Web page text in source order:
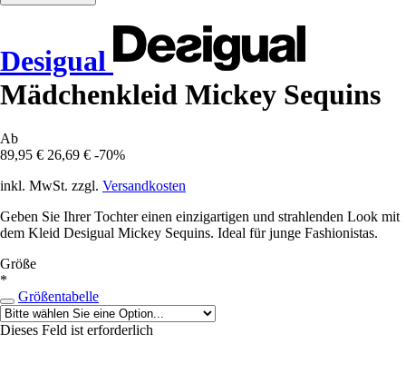
Desigual
Mädchenkleid Mickey Sequins
Ab
89,95 € 26,69 € -70%
inkl. MwSt. zzgl. Versandkosten
Geben Sie Ihrer Tochter einen einzigartigen und strahlenden Look mit
dem Kleid Desigual Mickey Sequins. Ideal für junge Fashionistas.
Größe
*
Größentabelle
Dieses Feld ist erforderlich